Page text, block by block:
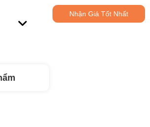
Nhận Giá Tốt Nhất